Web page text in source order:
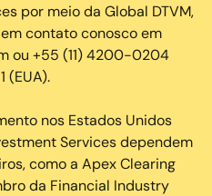
por meio da Global DTVM,
contato conosco em
ou +55 (11) 4200-0204
(EUA).
nos Estados Unidos
Services dependem
como a Apex Clearing
da Financial Industry